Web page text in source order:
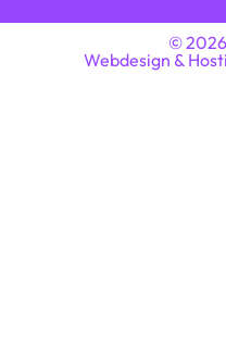
©
Webdesign &